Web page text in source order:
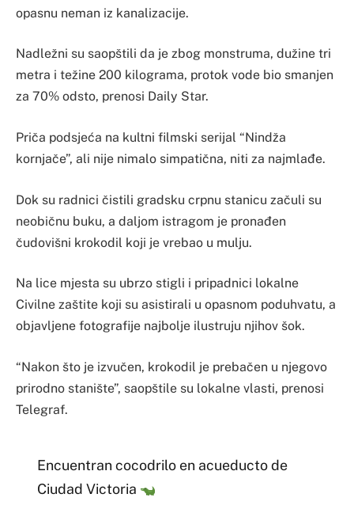
opasnu neman iz kanalizacije.
Nadležni su saopštili da je zbog monstruma, dužine tri
metra i težine 200 kilograma, protok vode bio smanjen
za 70% odsto, prenosi Daily Star.
Priča podsjeća na kultni filmski serijal “Nindža
kornjače”, ali nije nimalo simpatična, niti za najmlađe.
Dok su radnici čistili gradsku crpnu stanicu začuli su
neobičnu buku, a daljom istragom je pronađen
čudovišni krokodil koji je vrebao u mulju.
Na lice mjesta su ubrzo stigli i pripadnici lokalne
Civilne zaštite koji su asistirali u opasnom poduhvatu, a
objavljene fotografije najbolje ilustruju njihov šok.
“Nakon što je izvučen, krokodil je prebačen u njegovo
prirodno stanište”, saopštile su lokalne vlasti, prenosi
Telegraf.
Encuentran cocodrilo en acueducto de
Ciudad Victoria